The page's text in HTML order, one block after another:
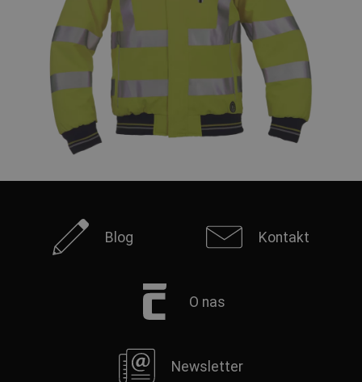
Blog Kontakt
O nas
Newsletter